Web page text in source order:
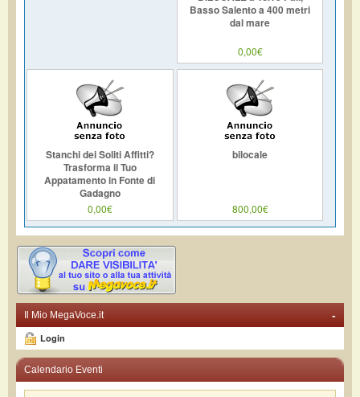
Basso Salento a 400 metri
dal mare
0,00€
Stanchi dei Soliti Affitti?
Trasforma il Tuo
Appatamento in Fonte di
Gadagno
0,00€
bilocale
800,00€
-
Il Mio MegaVoce.it
Login
Calendario Eventi